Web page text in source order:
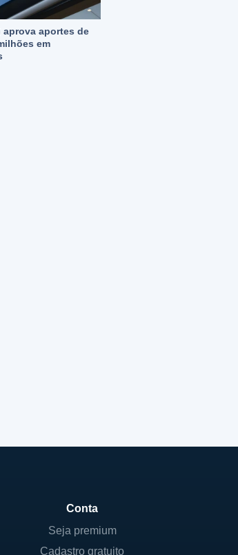
aprova aportes de
em
Conta
Seja premium
Cadastro gratuito